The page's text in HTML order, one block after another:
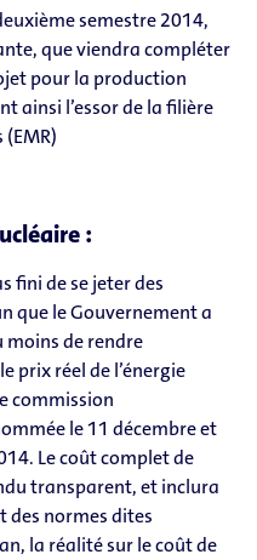
semestre 2014,
que viendra compléter
pour la production
ainsi l’essor de la filière
:
fini de se jeter des
que le Gouvernement a
de rendre
prix réel de l’énergie
commission
le 11 décembre et
Le coût complet de
transparent, et inclura
des normes dites
la réalité sur le coût de